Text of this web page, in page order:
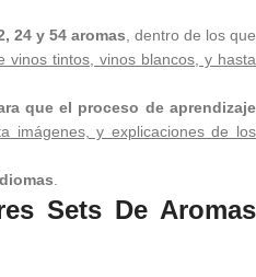
24 y 54 aromas , dentro de los que
vinos tintos, vinos blancos, y hasta
que el proceso de aprendizaje
imágenes, y explicaciones de los
Sets De Aromas